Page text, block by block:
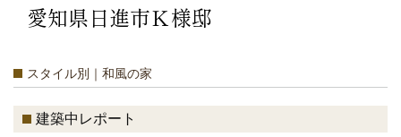
愛知県日進市Ｋ様邸
スタイル別｜和風の家
建築中レポート